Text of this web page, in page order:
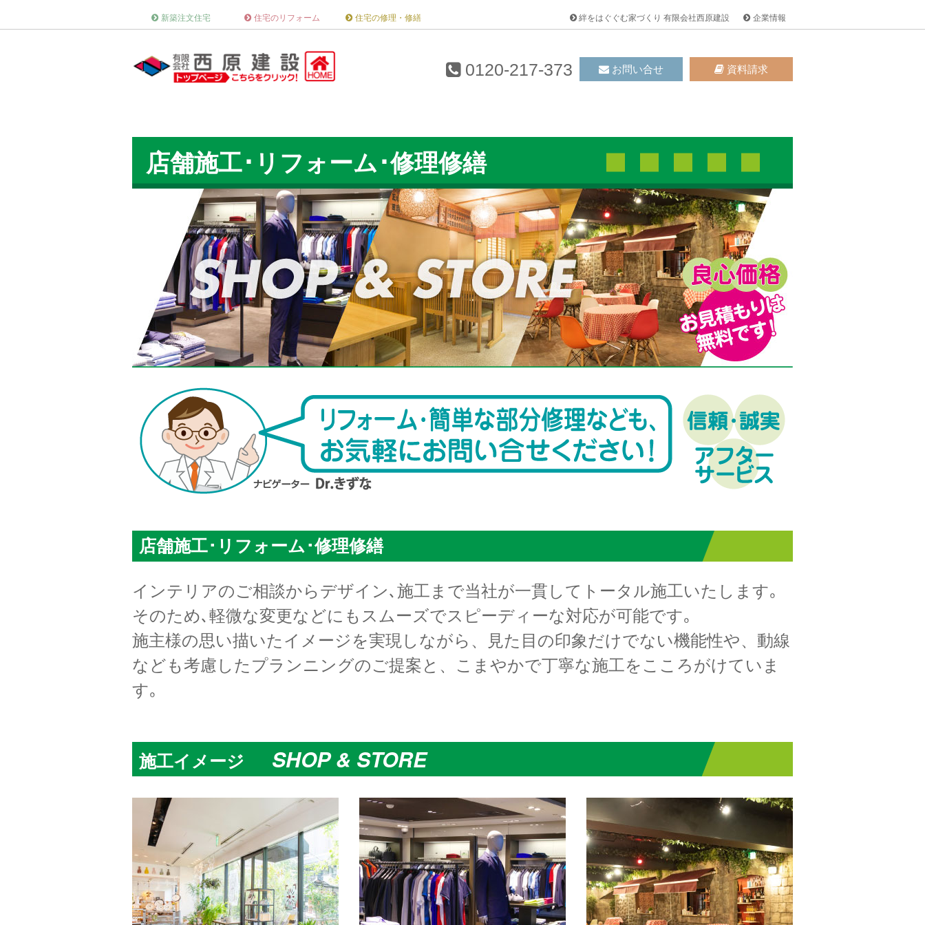
新築注文住宅 住宅のリフォーム 住宅の修理・修繕 企業情報
絆をはぐぐむ家づくり 有限会社西原建設
0120-217-373 お問い合せ 資料請求
店舗施工･リフォーム･修理修繕
店舗施工･リフォーム･修理修繕
インテリアのご相談からデザイン､施工まで当社が一貫してトータル施工いたします｡
そのため､軽微な変更などにもスムーズでスピーディーな対応が可能です｡
施主様の思い描いたイメージを実現しながら、見た目の印象だけでない機能性や、動線
なども考慮したプランニングのご提案と、こまやかで丁寧な施工をこころがけていま
す｡
施工イメージ SHOP & STORE